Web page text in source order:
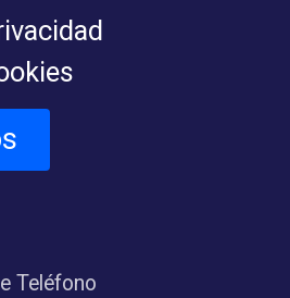
Teléfono